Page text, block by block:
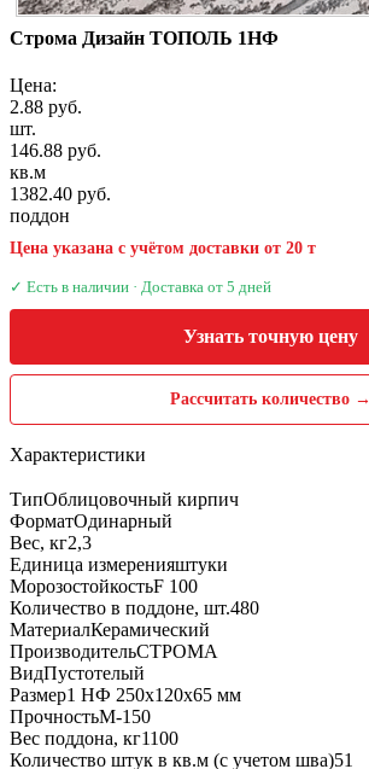
Строма Дизайн ТОПОЛЬ 1НФ
Цена:
2.88 руб.
шт.
146.88 руб.
кв.м
1382.40 руб.
поддон
Цена указана с учётом доставки от 20 т
✓ Есть в наличии · Доставка от 5 дней
Узнать точную цену
Рассчитать количество →
Характеристики
ТипОблицовочный кирпич
ФорматОдинарный
Вес, кг2,3
Единица измеренияштуки
МорозостойкостьF 100
Количество в поддоне, шт.480
МатериалКерамический
ПроизводительСТРОМА
ВидПустотелый
Размер1 НФ 250х120х65 мм
ПрочностьМ-150
Вес поддона, кг1100
Количество штук в кв.м (с учетом шва)51